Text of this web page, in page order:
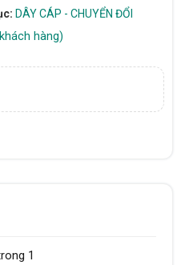
DÂY CÁP - CHUYỂN ĐỔI
hàng)
1